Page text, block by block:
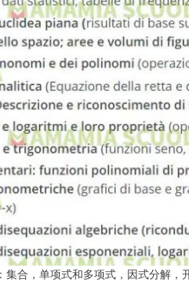
集合，单项式和多项式，因式分解